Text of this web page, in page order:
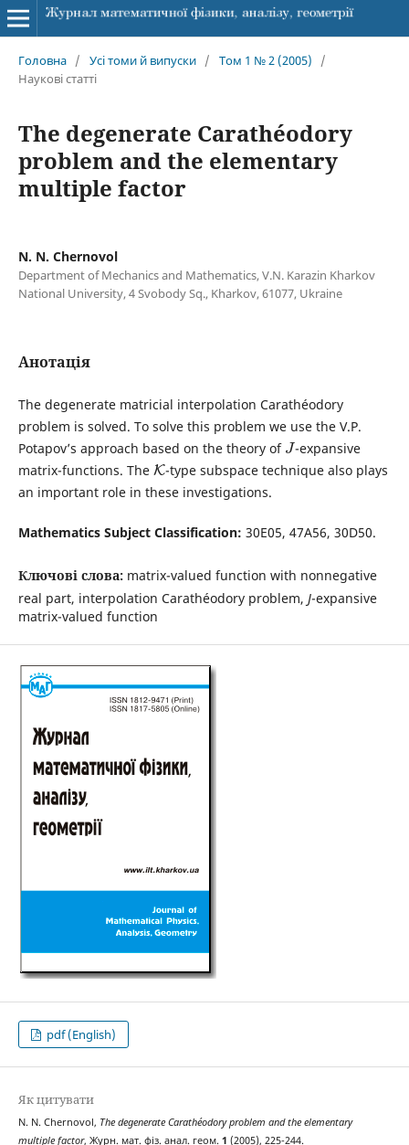
Головна / Усі томи й випуски / Том 1 № 2 (2005)
/
Наукові статті
The degenerate Carathéodory
problem and the elementary
multiple factor
N. N. Chernovol
Department of Mechanics and Mathematics, V.N. Karazin Kharkov
National University, 4 Svobody Sq., Kharkov, 61077, Ukraine
Анотація
The degenerate matricial interpolation Carathéodory
problem is solved. To solve this problem we use the V.P.
Potapovʼs approach based on the theory of J-expansive
matrix-functions. The K-type subspace technique also plays
an important role in these investigations.
Mathematics Subject Classification: 30E05, 47A56, 30D50.
Ключові слова: matrix-valued function with nonnegative
real part, interpolation Carathéodory problem, J-expansive
matrix-valued function
pdf (English)
Як цитувати
N. N. Chernovol, The degenerate Carathéodory problem and the elementary
multiple factor, Журн. мат. фіз. анал. геом. 1 (2005), 225-244.